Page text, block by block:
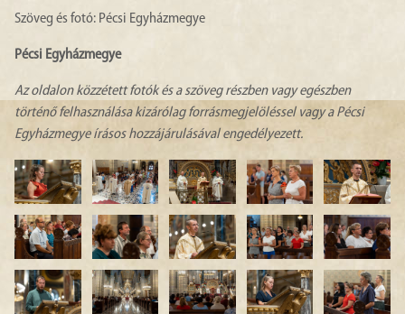
Szöveg és fotó: Pécsi Egyházmegye
Pécsi Egyházmegye
Az oldalon közzétett fotók és a szöveg részben vagy egészben
történő felhasználása kizárólag forrásmegjelöléssel vagy a Pécsi
Egyházmegye írásos hozzájárulásával engedélyezett.